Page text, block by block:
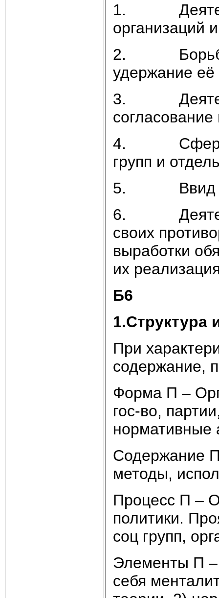
1.
организаций
2. Борьба
удержание её
3.
4. Сфера
групп и
5. Ввид
6.
своих
выработки
их
Б6
1.Структура
При
содержание,
Форма П –
гос-во,
нормативные
Содержание
методы,
Процесс П –
политики.
соц групп,
Элементы П –
себя